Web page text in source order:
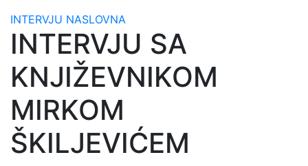
INTERVJU NASLOVNA
INTERVJU SA
KNJIŽEVNIKOM
MIRKOM
ŠKILJEVIĆEM